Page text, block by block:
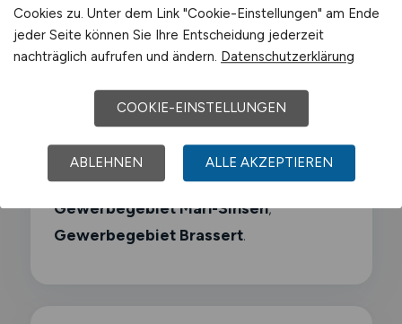
Sasol
Air Liquide
Schwerpunkt-Gewerbegebiete sind
Chemiepark Marl ,Industriegebiet Hüls,
Gewerbegebiet Marl-Sinsen,
Gewerbegebiet Brassert.
Cookies zu. Unter dem Link "Cookie-Einstellungen" am Ende
jeder Seite können Sie Ihre Entscheidung jederzeit
nachträglich aufrufen und ändern. Datenschutzerklärung
COOKIE-EINSTELLUNGEN
ABLEHNEN ALLE AKZEPTIEREN